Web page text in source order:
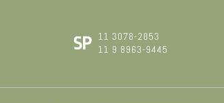
SP 11 3078-2853
11 9 8963-9445